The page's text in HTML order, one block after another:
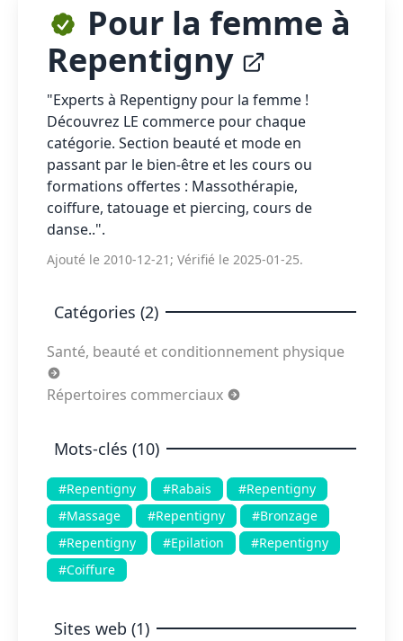
Pour la femme à
Repentigny
"Experts à Repentigny pour la femme !
Découvrez LE commerce pour chaque
catégorie. Section beauté et mode en
passant par le bien-être et les cours ou
formations offertes : Massothérapie,
coiffure, tatouage et piercing, cours de
danse..".
Ajouté le 2010-12-21; Vérifié le 2025-01-25.
Catégories (2)
Santé, beauté et conditionnement physique
Répertoires commerciaux
Mots-clés (10)
#Repentigny #Rabais
#Repentigny
#Massage
#Repentigny
#Bronzage
#Repentigny
#Epilation
#Repentigny
#Coiffure
Sites web (1)